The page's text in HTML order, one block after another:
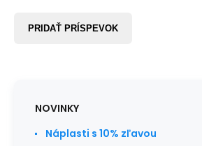
PRIDAŤ PRÍSPEVOK
NOVINKY
Náplasti s 10% zľavou